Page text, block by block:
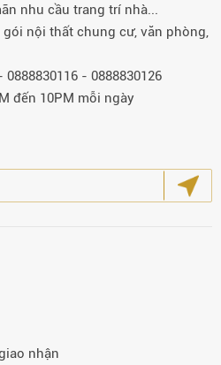
nhu cầu trang trí nhà...
nội thất chung cư, văn phòng,
- 0888830126
đến 10PM mỗi ngày
nhận